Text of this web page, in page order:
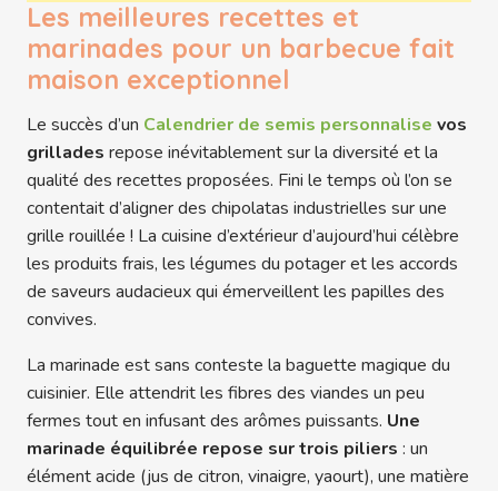
Les meilleures recettes et
marinades pour un barbecue fait
maison exceptionnel
Le succès d’un Calendrier de semis personnalise vos
grillades repose inévitablement sur la diversité et la
qualité des recettes proposées. Fini le temps où l’on se
contentait d’aligner des chipolatas industrielles sur une
grille rouillée ! La cuisine d’extérieur d’aujourd’hui célèbre
les produits frais, les légumes du potager et les accords
de saveurs audacieux qui émerveillent les papilles des
convives.
La marinade est sans conteste la baguette magique du
cuisinier. Elle attendrit les fibres des viandes un peu
fermes tout en infusant des arômes puissants. Une
marinade équilibrée repose sur trois piliers : un
élément acide (jus de citron, vinaigre, yaourt), une matière